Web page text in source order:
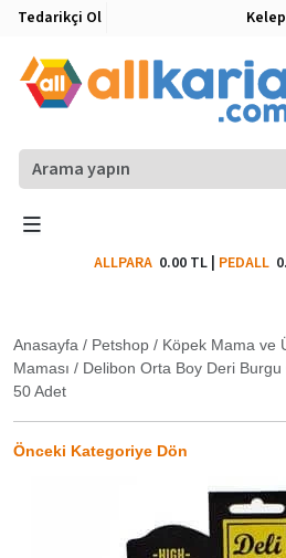
Tedarikçi Ol
ALLPARA 0.00 TL| PEDALL
Anasayfa / Petshop / Köpek Mama ve
Maması / Delibon Orta Boy Deri
50 Adet
Önceki Kategoriye Dön